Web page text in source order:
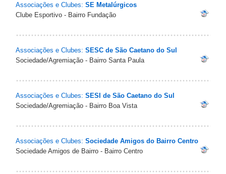
Associações e Clubes: SE Metalúrgicos
Clube Esportivo - Bairro Fundação
Associações e Clubes: SESC de São Caetano do Sul
Sociedade/Agremiação - Bairro Santa Paula
Associações e Clubes: SESI de São Caetano do Sul
Sociedade/Agremiação - Bairro Boa Vista
Associações e Clubes: Sociedade Amigos do Bairro Centro
Sociedade Amigos de Bairro - Bairro Centro